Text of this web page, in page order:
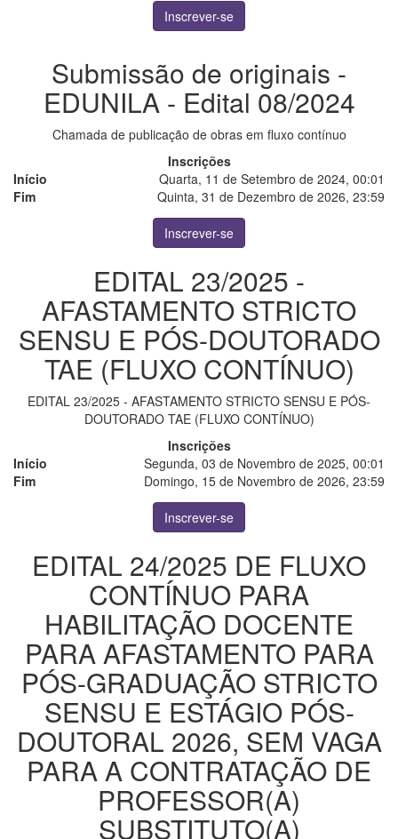
Inscrever-se
Submissão de originais -
EDUNILA - Edital 08/2024
Chamada de publicação de obras em fluxo contínuo
Inscrições
Início
Quarta, 11 de Setembro de 2024, 00:01
Fim
Quinta, 31 de Dezembro de 2026, 23:59
Inscrever-se
EDITAL 23/2025 -
AFASTAMENTO STRICTO
SENSU E PÓS-DOUTORADO
TAE (FLUXO CONTÍNUO)
EDITAL 23/2025 - AFASTAMENTO STRICTO SENSU E PÓS-
DOUTORADO TAE (FLUXO CONTÍNUO)
Inscrições
Início
Segunda, 03 de Novembro de 2025, 00:01
Fim
Domingo, 15 de Novembro de 2026, 23:59
Inscrever-se
EDITAL 24/2025 DE FLUXO
CONTÍNUO PARA
HABILITAÇÃO DOCENTE
PARA AFASTAMENTO PARA
PÓS-GRADUAÇÃO STRICTO
SENSU E ESTÁGIO PÓS-
DOUTORAL 2026, SEM VAGA
PARA A CONTRATAÇÃO DE
PROFESSOR(A)
SUBSTITUTO(A)